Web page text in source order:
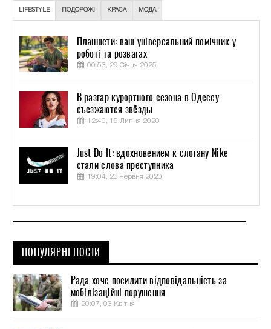
LIFESTYLE ПОДОРОЖІ КРАСА МОДА
Планшети: ваш універсальний помічник у
роботі та розвагах
00:53, 29 Січня 2025
В разгар курортного сезона в Одессу
съезжаются звёзды
12:40, 19 Липня 2020
Just Do It: вдохновением к слогану Nike
стали слова преступника
19:04, 23 Червня 2020
ПОПУЛЯРНІ ПОСТИ
Рада хоче посилити відповідальність за
мобілізаційні порушення
20:07, 03 Квітня